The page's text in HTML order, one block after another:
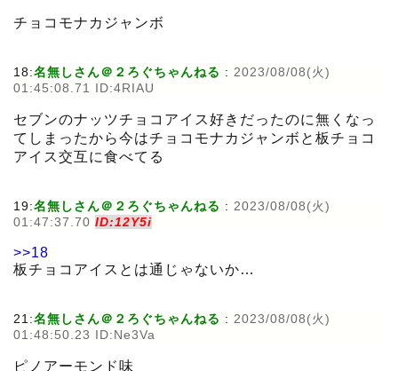
チョコモナカジャンボ
18:名無しさん＠２ろぐちゃんねる : 2023/08/08(火)
01:45:08.71 ID:4RIAU
セブンのナッツチョコアイス好きだったのに無くなっ
てしまったから今はチョコモナカジャンボと板チョコ
アイス交互に食べてる
19:名無しさん＠２ろぐちゃんねる : 2023/08/08(火)
01:47:37.70 ID:12Y5i
>>18
板チョコアイスとは通じゃないか…
21:名無しさん＠２ろぐちゃんねる : 2023/08/08(火)
01:48:50.23 ID:Ne3Va
ピノアーモンド味